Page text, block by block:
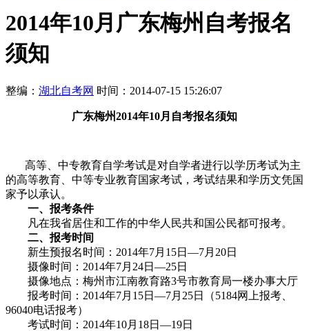
2014年10月广东梅州自考报名
须知
整编： 湖北自考网 时间：2014-07-15 15:26:07
广东梅州2014年10月 自考报名须知
高等、中专教育自学考试是对自学者进行以学历考试为主
的高等教育、中等专业教育国家考试，考试结果和学历文凭国
家予以承认。
一、报考条件
凡在我省居住和工作的中华人民共和国公民都可报考。
二、报考时间
新生预报名时间：2014年7月15日—7月20日
摄像时间：2014年7月24日—25日
摄像地点：梅州市江南教育路3号市教育局一楼办事大厅
报考时间：2014年7月15日—7月25日（5184网上报考、
96040电话报考）
考试时间：2014年10月18日—19日